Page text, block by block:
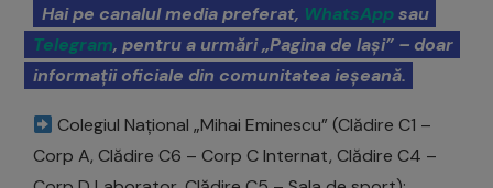
Hai pe canalul media preferat, WhatsAppsau
Telegram, pentru a urmări „Pagina de Iași” – doar
informații oficiale din comunitatea ieșeană.
Colegiul Național „Mihai Eminescu” (Clădire C1 –
Corp A, Clădire C6 – Corp C Internat, Clădire C4 –